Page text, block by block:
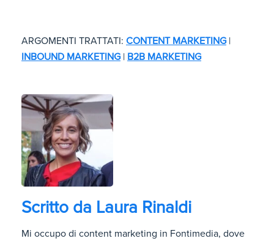
ARGOMENTI TRATTATI: CONTENT MARKETING |
INBOUND MARKETING | B2B MARKETING
Scritto da Laura Rinaldi
Mi occupo di content marketing in Fontimedia, dove